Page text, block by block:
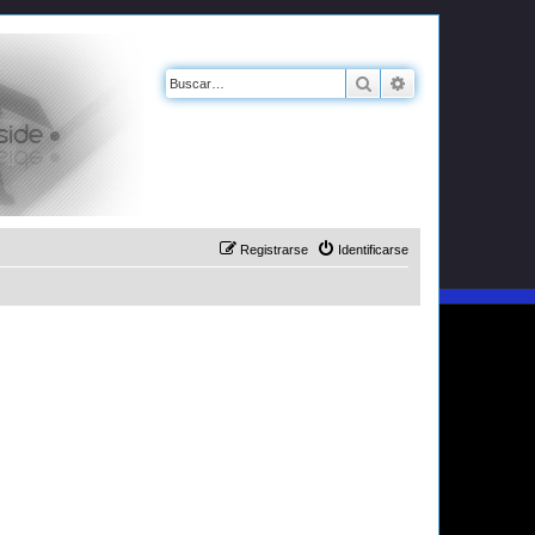
Buscar
Identificarse
Registrarse